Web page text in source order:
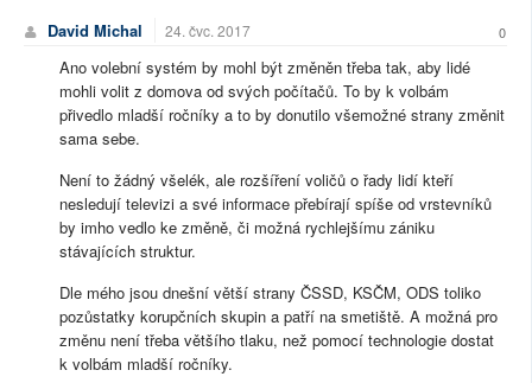
David Michal 24. čvc. 2017 0
Ano volební systém by mohl být změněn třeba tak, aby lidé
mohli volit z domova od svých počítačů. To by k volbám
přivedlo mladší ročníky a to by donutilo všemožné strany změnit
sama sebe.
Není to žádný všelék, ale rozšíření voličů o řady lidí kteří
nesledují televizi a své informace přebírají spíše od vrstevníků
by imho vedlo ke změně, či možná rychlejšímu zániku
stávajících struktur.
Dle mého jsou dnešní větší strany ČSSD, KSČM, ODS toliko
pozůstatky korupčních skupin a patří na smetiště. A možná pro
změnu není třeba většího tlaku, než pomocí technologie dostat
k volbám mladší ročníky.